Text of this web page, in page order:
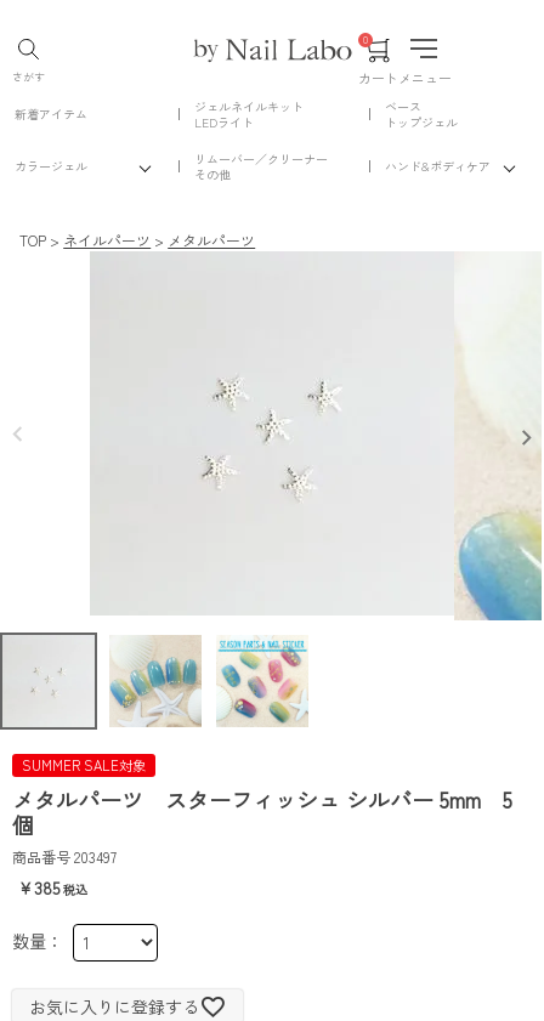
さがす カート
0
メニュー
新着アイテム
ジェルネイルキット
LEDライト
ベース
トップジェル
カラージェル
リムーバー／クリーナー
その他
ハンド&ボディケア
TOP ネイルパーツ メタルパーツ
SUMMER SALE対象
メタルパーツ スターフィッシュ シルバー 5mm 5
個
商品番号203497
385
お気に入りに登録する